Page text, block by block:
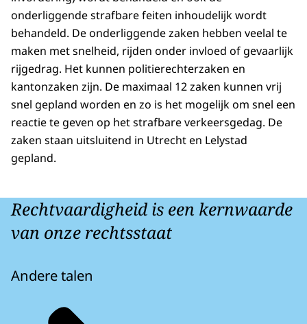
onderliggende strafbare feiten inhoudelijk wordt
behandeld. De onderliggende zaken hebben veelal te
maken met snelheid, rijden onder invloed of gevaarlijk
rijgedrag. Het kunnen politierechterzaken en
kantonzaken zijn. De maximaal 12 zaken kunnen vrij
snel gepland worden en zo is het mogelijk om snel een
reactie te geven op het strafbare verkeersgedag. De
zaken staan uitsluitend in Utrecht en Lelystad
gepland.
Rechtvaardigheid is een kernwaarde
van onze rechtsstaat
Andere talen